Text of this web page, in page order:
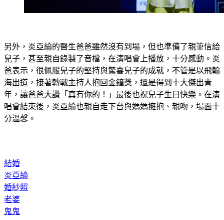
另外，炎亞綸的醫生爸爸雖然沒有到場，但也準備了親筆信給
兒子，甚至親自錄製了音檔，在演唱會上播放，十分感動。炎
爸表示，很佩服兒子的堅持與驚喜兒子的成就，不管是以飛輪
海出道，接著轉戰主持人抱回金鐘獎，還是得到十大傑出青
年，讓爸爸大讚「真有你的！」最後也祝兒子生日快樂。在演
唱會結束後，炎亞綸也親自走下台與媽媽擁抱、親吻，場面十
結婚
炎亞綸
婚紗照
老婆